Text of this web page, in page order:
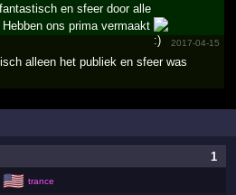
en sfeer door alle
ons prima vermaakt
2017-04-15
alleen het publiek en sfeer was
1
🇺🇸 trance